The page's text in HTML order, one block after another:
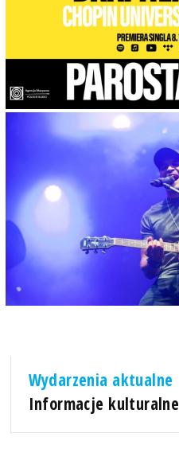
Wydarzenia aktualne
Informacje kulturalne